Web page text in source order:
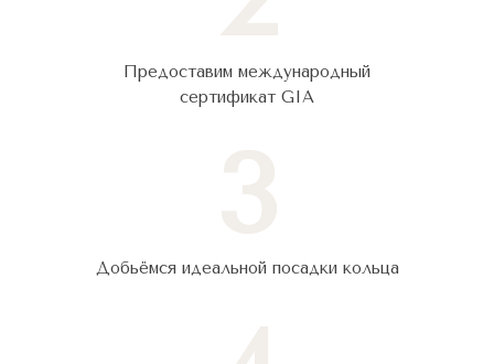
Предоставим международный
сертификат GIA
Добьёмся идеальной посадки кольца